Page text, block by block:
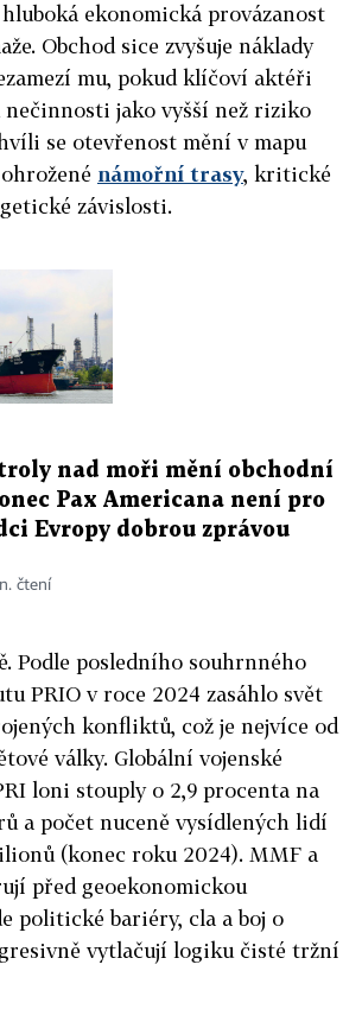
ekonomická provázanost
Obchod sice zvyšuje náklady
mu, pokud klíčoví aktéři
jako vyšší než riziko
se otevřenost mění v mapu
námořní trasy, kritické
závislosti.
nad moři mění obchodní
Pax Americana není pro
Evropy dobrou zprávou
čtení
Podle posledního souhrnného
PRIO v roce 2024 zasáhlo svět
konfliktů, což je nejvíce od
války. Globální vojenské
loni stouply o 2,9 procenta na
a počet nuceně vysídlených lidí
(konec roku 2024). MMF a
před geoekonomickou
politické bariéry, cla a boj o
vytlačují logiku čisté tržní